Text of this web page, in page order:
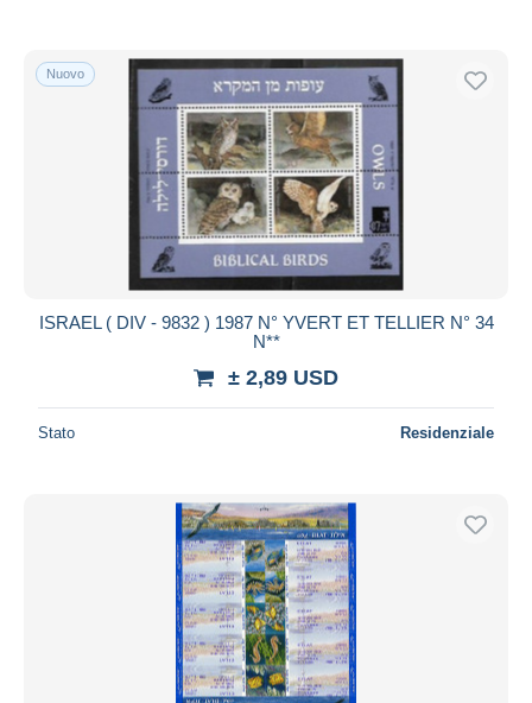
Nuovo
ISRAEL ( DIV - 9832 ) 1987 N° YVERT ET TELLIER N° 34
N**
± 2,89 USD
Stato Residenziale